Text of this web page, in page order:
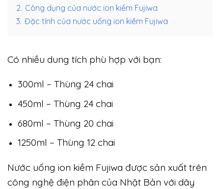
2. Công dụng của nước ion kiềm Fujiwa
3. Đặc tính của nước uống ion kiềm Fujiwa
Có nhiều dung tích phù hợp với bạn:
300ml – Thùng 24 chai
450ml – Thùng 24 chai
680ml – Thùng 20 chai
1250ml – Thùng 12 chai
Nước uống ion kiềm Fujiwa được sản xuất trên
công nghệ điện phân của Nhật Bản với dây